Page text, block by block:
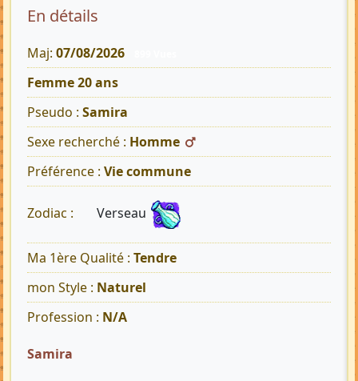
En détails
Maj: 07/08/2026
Femme 20 ans
Pseudo : Samira
Sexe recherché : Homme
Préférence : Vie commune
Zodiac : Verseau
Ma 1ère Qualité : Tendre
mon Style : Naturel
Profession : N/A
Samira